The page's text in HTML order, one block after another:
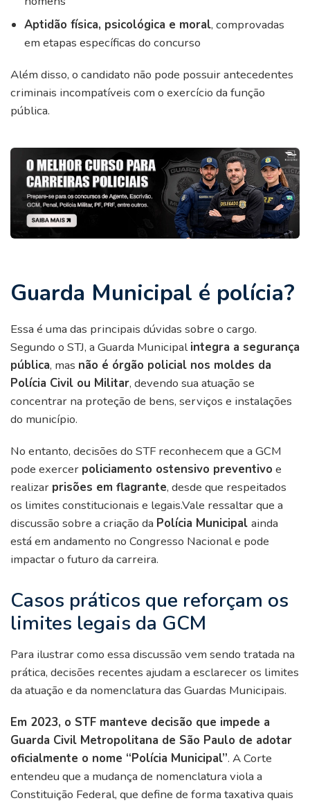
Aptidão física, psicológica e moral, comprovadas
em etapas específicas do concurso
Além disso, o candidato não pode possuir antecedentes
criminais incompatíveis com o exercício da função
pública.
Guarda Municipal é polícia?
Essa é uma das principais dúvidas sobre o cargo.
Segundo o STJ, a Guarda Municipalintegra a segurança
pública, mas não é órgão policial nos moldes da
Polícia Civil ou Militar, devendo sua atuação se
concentrar na proteção de bens, serviços e instalações
do município.
No entanto, decisões do STF reconhecem que a GCM
pode exercer policiamento ostensivo preventivo e
realizar prisões em flagrante, desde que respeitados
os limites constitucionais e legais.Vale ressaltar que a
discussão sobre a criação da Polícia Municipal ainda
está em andamento no Congresso Nacional e pode
impactar o futuro da carreira.
Casos práticos que reforçam os
limites legais da GCM
Para ilustrar como essa discussão vem sendo tratada na
prática, decisões recentes ajudam a esclarecer os limites
da atuação e da nomenclatura das Guardas Municipais.
Em 2023, o STF manteve decisão que impede a
Guarda Civil Metropolitana de São Paulo de adotar
oficialmente o nome “Polícia Municipal”. A Corte
entendeu que a mudança de nomenclatura viola a
Constituição Federal, que define de forma taxativa quais